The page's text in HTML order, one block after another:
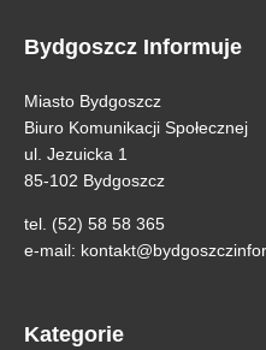
Bydgoszcz Informuje
Miasto Bydgoszcz
Biuro Komunikacji Społecznej
ul. Jezuicka 1
85-102 Bydgoszcz
tel. (52) 58 58 365
e-mail:
Kategorie